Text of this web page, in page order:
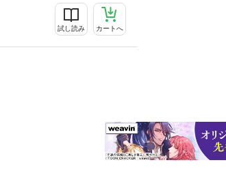
試し読み カートへ